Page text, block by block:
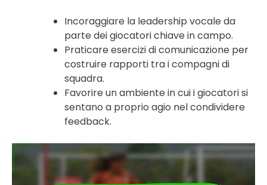
Incoraggiare la leadership vocale da
parte dei giocatori chiave in campo.
Praticare esercizi di comunicazione per
costruire rapporti tra i compagni di
squadra.
Favorire un ambiente in cui i giocatori si
sentano a proprio agio nel condividere
feedback.